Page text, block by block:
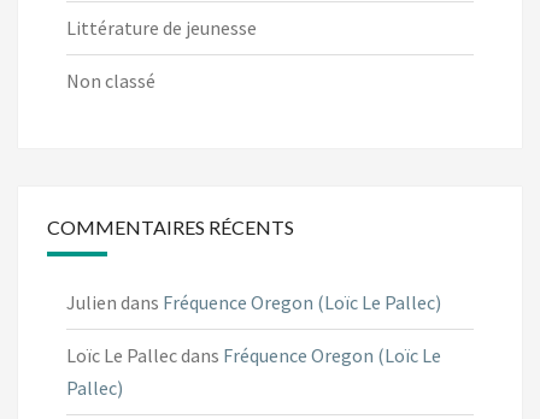
Littérature de jeunesse
Non classé
COMMENTAIRES RÉCENTS
Julien dans Fréquence Oregon (Loïc Le Pallec)
Loïc Le Pallecdans Fréquence Oregon (Loïc Le
Pallec)